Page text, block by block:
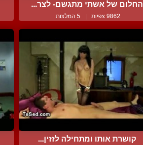
החלום של אשתי מתגשם- לצר...
9862 צפיות | 5 המלצות
קושרת אותו ומתחילה לזזין...